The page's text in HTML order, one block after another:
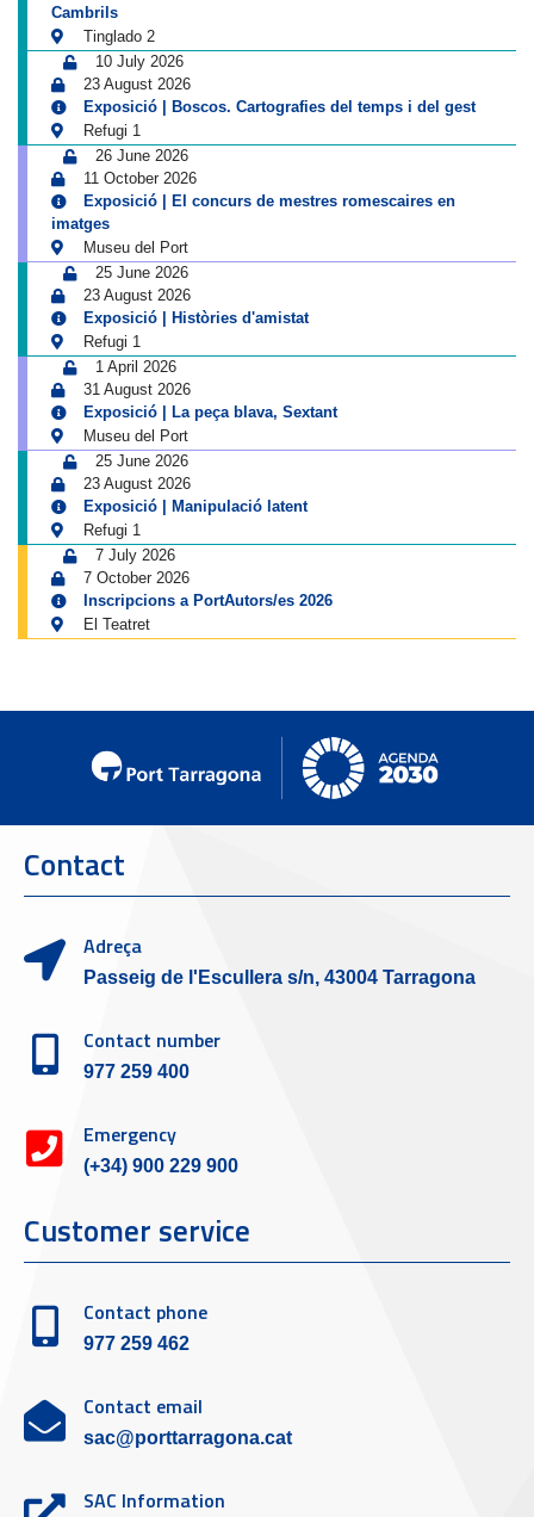
Cambrils
Tinglado 2
10 July 2026
23 August 2026
Exposició | Boscos. Cartografies del temps i del gest
Refugi 1
26 June 2026
11 October 2026
Exposició | El concurs de mestres romescaires en
imatges
Museu del Port
25 June 2026
23 August 2026
Exposició | Històries d'amistat
Refugi 1
1 April 2026
31 August 2026
Exposició | La peça blava, Sextant
Museu del Port
25 June 2026
23 August 2026
Exposició | Manipulació latent
Refugi 1
7 July 2026
7 October 2026
Inscripcions a PortAutors/es 2026
El Teatret
Contact
Adreça
Passeig de l'Escullera s/n, 43004 Tarragona
Contact number
977 259 400
Emergency
(+34) 900 229 900
Customer service
Contact phone
977 259 462
Contact email
sac@porttarragona.cat
SAC Information